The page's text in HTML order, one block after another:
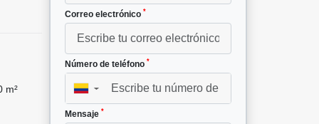
m²
Correo electrónico *
Número de teléfono *
▼
Mensaje *